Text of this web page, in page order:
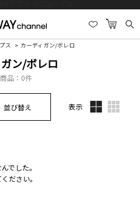
ス カーディガン/ボレロ
ン/ボレロ
品： 0件
並び替え 表示
でした。
ださい。